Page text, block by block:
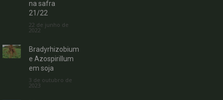
na safra
21/22
22 de junho de
2022
Bradyrhizobium
e Azospirillum
em soja
3 de outubro de
2023